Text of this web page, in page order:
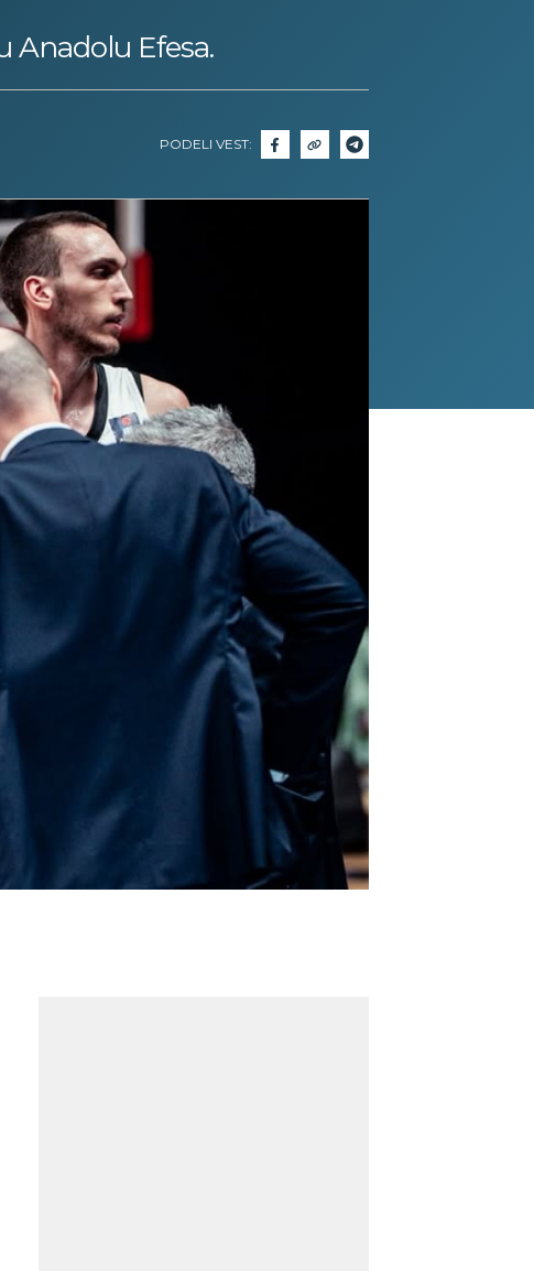
Anadolu Efesa.
PODELI VEST: